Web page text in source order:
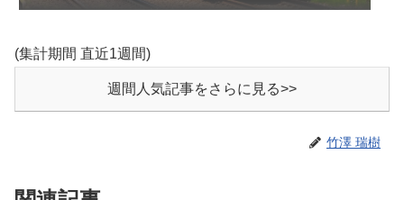
以降予定)
(集計期間 直近1週間)
週間人気記事をさらに見る>>
竹澤 瑞樹